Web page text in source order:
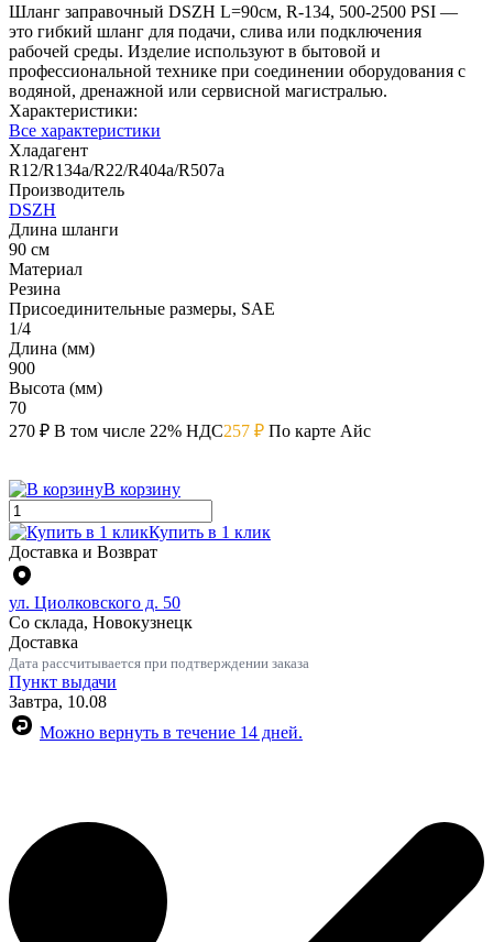
Шланг заправочный DSZH L=90см, R-134, 500-2500 PSI —
это гибкий шланг для подачи, слива или подключения
рабочей среды. Изделие используют в бытовой и
профессиональной технике при соединении оборудования с
водяной, дренажной или сервисной магистралью.
Характеристики:
Все характеристики
Хладагент
R12/R134a/R22/R404a/R507a
Производитель
DSZH
Длина шланги
90 см
Материал
Резина
Присоединительные размеры, SAE
1/4
Длина (мм)
900
Высота (мм)
70
270 ₽ В том числе 22% НДС257 ₽ По карте Айс
В корзину
Купить в 1 клик
Доставка и Возврат
ул. Циолковского д. 50
Со склада, Новокузнецк
Доставка
Дата рассчитывается при подтверждении заказа
Пункт выдачи
Завтра, 10.08
Можно вернуть в течение 14 дней.